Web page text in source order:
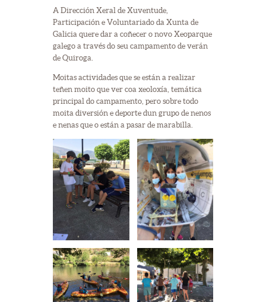
A Dirección Xeral de Xuventude,
Participación e Voluntariado da Xunta de
Galicia quere dar a coñecer o novo Xeoparque
galego a través do seu campamento de verán
de Quiroga.
Moitas actividades que se están a realizar
teñen moito que ver coa xeoloxía, temática
principal do campamento, pero sobre todo
moita diversión e deporte dun grupo de nenos
e nenas que o están a pasar de marabilla.